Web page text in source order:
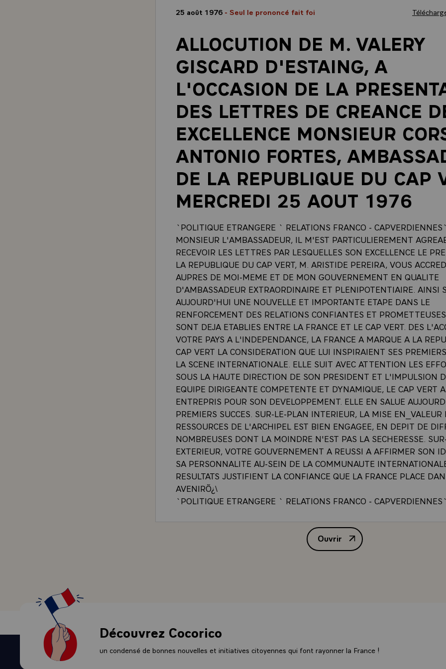
25 août 1976 - Seul le prononcé fait foi
ALLOCUTION DE M. VALERY
GISCARD D'ESTAING, A
L'OCCASION DE LA
DES LETTRES DE CREANCE
EXCELLENCE MONSIEUR
ANTONIO FORTES,
DE LA REPUBLIQUE DU CAP
MERCREDI 25 AOUT 1976
`POLITIQUE ETRANGERE ` RELATIONS FRANCO -
MONSIEUR L'AMBASSADEUR, IL M'EST PARTICULIEREMENT
RECEVOIR LES LETTRES PAR LESQUELLES SON EXCELLENCE LE
LA REPUBLIQUE DU CAP VERT, M. ARISTIDE PEREIRA, VOUS
AUPRES DE MOI-MEME ET DE MON GOUVERNEMENT EN QUALITE
D'AMBASSADEUR EXTRAORDINAIRE ET PLENIPOTENTIAIRE. AINSI
AUJOURD'HUI UNE NOUVELLE ET IMPORTANTE ETAPE DANS LE
RENFORCEMENT DES RELATIONS CONFIANTES ET
SONT DEJA ETABLIES ENTRE LA FRANCE ET LE CAP VERT. DES
VOTRE PAYS A L'INDEPENDANCE, LA FRANCE A MARQUE A LA
CAP VERT LA CONSIDERATION QUE LUI INSPIRAIENT SES
LA SCENE INTERNATIONALE. ELLE SUIT AVEC ATTENTION LES
SOUS LA HAUTE DIRECTION DE SON PRESIDENT ET L'IMPULSION
EQUIPE DIRIGEANTE COMPETENTE ET DYNAMIQUE, LE CAP VERT A
ENTREPRIS POUR SON DEVELOPPEMENT. ELLE EN SALUE
PREMIERS SUCCES. SUR-LE-PLAN INTERIEUR, LA MISE EN_VALEUR
RESSOURCES DE L'ARCHIPEL EST BIEN ENGAGEE, EN DEPIT DE
NOMBREUSES DONT LA MOINDRE N'EST PAS LA SECHERESSE.
EXTERIEUR, VOTRE GOUVERNEMENT A REUSSI A AFFIRMER SON
SA PERSONNALITE AU-SEIN DE LA COMMUNAUTE
RESULTATS JUSTIFIENT LA CONFIANCE QUE LA FRANCE PLACE
AVENIRÕ¿\
`POLITIQUE ETRANGERE ` RELATIONS FRANCO -
CE CONTINENT AFRICAIN DONT IL EST UN ARCHIPEL AVANCE ET
FRANCE COMPTE QUELQUES-UNS DE SES MEILLEURS AMIS. LES
DONT SE RECLAMENT VOS DIRIGEANTS, INDEPENDANCE ET
CONTRIBUTION AU DEVELOPPEMENT DU CAP VERT DANS LES
TECHNIQUES ET CULTURELS QUI CORRESPONDENT AUX
Ouvrir
ALLOCUTION DE M. VALERY
Découvrez Cocorico
un condensé de bonnes nouvelles et initiatives citoyennes qui font rayonner la France !